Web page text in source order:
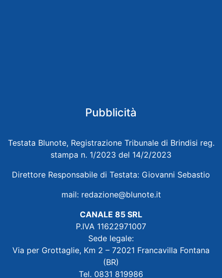
Pubblicità
Testata Blunote, Registrazione Tribunale di Brindisi reg.
stampa n. 1/2023 del 14/2/2023
Direttore Responsabile di Testata: Giovanni Sebastio
mail: redazione@blunote.it
CANALE 85 SRL
P.IVA 11622971007
Sede legale:
Via per Grottaglie, Km 2 – 72021 Francavilla Fontana
(BR)
Tel. 0831 819986